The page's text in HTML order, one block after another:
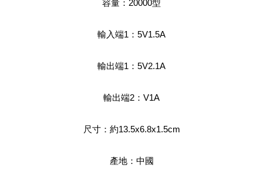
容量：20000型
輸入端1：5V1.5A
輸出端1：5V2.1A
輸出端2：V1A
尺寸：約13.5x6.8x1.5cm
產地：中國